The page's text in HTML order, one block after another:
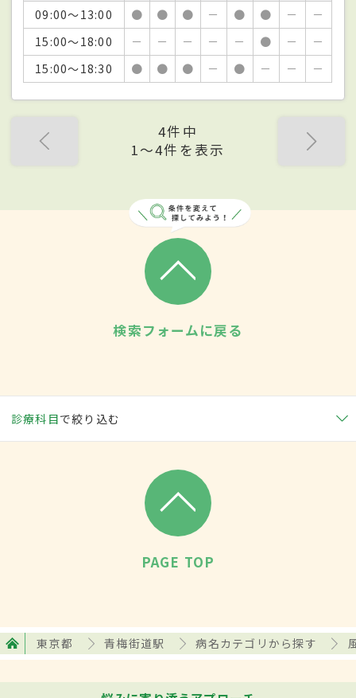
09:00～13:00 ● ● ● － ● ● －
－
15:00～18:00
－ － － － － ● －
－
15:00～18:30
● ● ● － ● － － －
4件中
1〜4件を表示
検索フォームに戻る
診療科目で絞り込む
PAGE TOP
東京都 青梅街道駅 病名カテゴリから探す